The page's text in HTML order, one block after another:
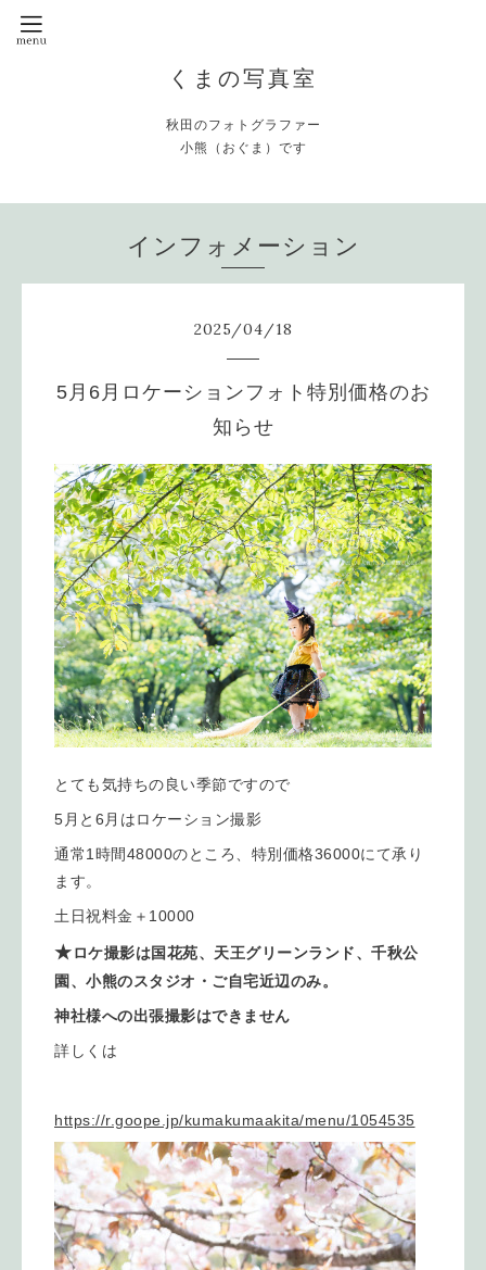
くまの写真室
秋田のフォトグラファー
小熊（おぐま）です
インフォメーション
2025/04/18
5月6月ロケーションフォト特別価格のお
知らせ
とても気持ちの良い季節ですので
5月と6月はロケーション撮影
通常1時間48000のところ、特別価格36000にて承り
ます。
土日祝料金＋10000
★ロケ撮影は国花苑、天王グリーンランド、千秋公
園、小熊のスタジオ・ご自宅近辺のみ。
神社様への出張撮影はできません
詳しくは
https://r.goope.jp/kumakumaakita/menu/1054535